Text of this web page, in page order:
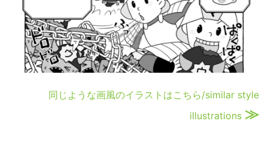
同じような画風のイラストはこちら/similar style
illustrations ≫